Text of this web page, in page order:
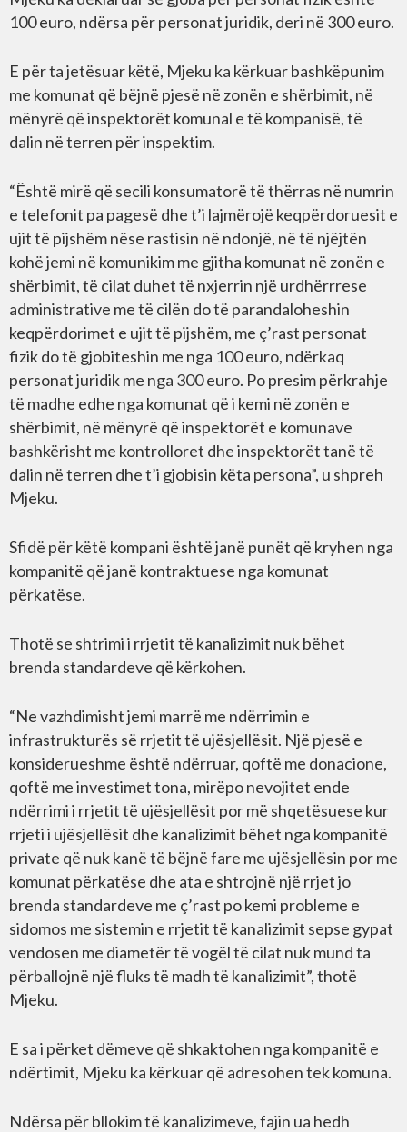
100 euro, ndërsa për personat juridik, deri në 300 euro.
E për ta jetësuar këtë, Mjeku ka kërkuar bashkëpunim
me komunat që bëjnë pjesë në zonën e shërbimit, në
mënyrë që inspektorët komunal e të kompanisë, të
dalin në terren për inspektim.
“Është mirë që secili konsumatorë të thërras në numrin
e telefonit pa pagesë dhe t’i lajmërojë keqpërdoruesit e
ujit të pijshëm nëse rastisin në ndonjë, në të njëjtën
kohë jemi në komunikim me gjitha komunat në zonën e
shërbimit, të cilat duhet të nxjerrin një urdhërrrese
administrative me të cilën do të parandaloheshin
keqpërdorimet e ujit të pijshëm, me ç’rast personat
fizik do të gjobiteshin me nga 100 euro, ndërkaq
personat juridik me nga 300 euro. Po presim përkrahje
të madhe edhe nga komunat që i kemi në zonën e
shërbimit, në mënyrë që inspektorët e komunave
bashkërisht me kontrolloret dhe inspektorët tanë të
dalin në terren dhe t’i gjobisin këta persona”, u shpreh
Mjeku.
Sfidë për këtë kompani është janë punët që kryhen nga
kompanitë që janë kontraktuese nga komunat
përkatëse.
Thotë se shtrimi i rrjetit të kanalizimit nuk bëhet
brenda standardeve që kërkohen.
“Ne vazhdimisht jemi marrë me ndërrimin e
infrastrukturës së rrjetit të ujësjellësit. Një pjesë e
konsiderueshme është ndërruar, qoftë me donacione,
qoftë me investimet tona, mirëpo nevojitet ende
ndërrimi i rrjetit të ujësjellësit por më shqetësuese kur
rrjeti i ujësjellësit dhe kanalizimit bëhet nga kompanitë
private që nuk kanë të bëjnë fare me ujësjellësin por me
komunat përkatëse dhe ata e shtrojnë një rrjet jo
brenda standardeve me ç’rast po kemi probleme e
sidomos me sistemin e rrjetit të kanalizimit sepse gypat
vendosen me diametër të vogël të cilat nuk mund ta
përballojnë një fluks të madh të kanalizimit”, thotë
Mjeku.
E sa i përket dëmeve që shkaktohen nga kompanitë e
ndërtimit, Mjeku ka kërkuar që adresohen tek komuna.
Ndërsa për bllokim të kanalizimeve, fajin ua hedh